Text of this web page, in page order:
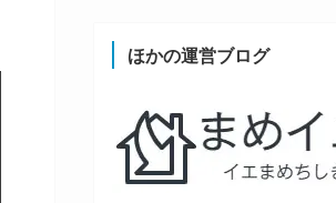
ほかの運営ブログ